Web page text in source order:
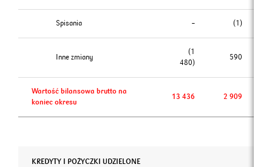
Spisania – (1)
Inne zmiany
(1
480)
590
Wartość bilansowa brutto na
koniec okresu
13 436 2 909
KREDYTY I POŻYCZKI UDZIELONE